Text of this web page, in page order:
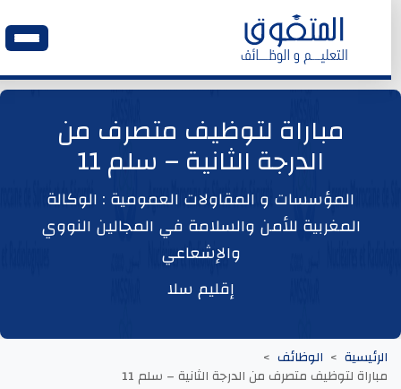
وظائف اليوم
ابحث عن وظيفة
وظائف مصالح الدولة
مباراة لتوظيف متصرف من
الدرجة الثانية – سلم 11
المؤسسات و المقاولات العمومية : الوكالة
المغربية للأمن والسلامة في المجالين النووي
والإشعاعي
إقليم سلا
الرئيسية الوظائف
مباراة لتوظيف متصرف من الدرجة الثانية – سلم 11